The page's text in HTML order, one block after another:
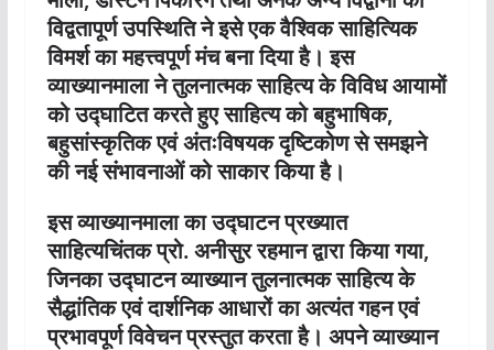
विद्वतापूर्ण उपस्थिति ने इसे एक वैश्विक साहित्यिक
विमर्श का महत्त्वपूर्ण मंच बना दिया है। इस
व्याख्यानमाला ने तुलनात्मक साहित्य के विविध आयामों
को उद्घाटित करते हुए साहित्य को बहुभाषिक,
बहुसांस्कृतिक एवं अंतःविषयक दृष्टिकोण से समझने
की नई संभावनाओं को साकार किया है।
इस व्याख्यानमाला का उद्घाटन प्रख्यात
साहित्यचिंतक प्रो. अनीसुर रहमान द्वारा किया गया,
जिनका उद्घाटन व्याख्यान तुलनात्मक साहित्य के
सैद्धांतिक एवं दार्शनिक आधारों का अत्यंत गहन एवं
प्रभावपूर्ण विवेचन प्रस्तुत करता है। अपने व्याख्यान